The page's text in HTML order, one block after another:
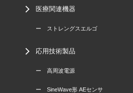
医療関連機器
ー ストレングスエルゴ
応用技術製品
ー 高周波電源
ー SineWave形 AEセンサ